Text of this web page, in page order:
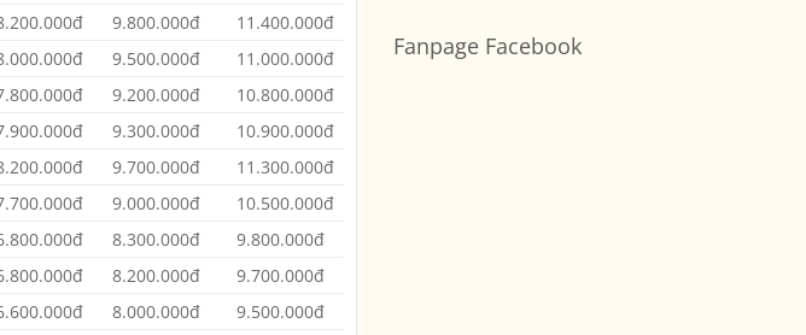
9.800.000đ
11.400.000đ
9.500.000đ
11.000.000đ
9.200.000đ
10.800.000đ
9.300.000đ
10.900.000đ
9.700.000đ
11.300.000đ
9.000.000đ
10.500.000đ
8.300.000đ
9.800.000đ
8.200.000đ
9.700.000đ
8.000.000đ
9.500.000đ
Chỗ
Sài
luận
ở
Fanpage Facebook